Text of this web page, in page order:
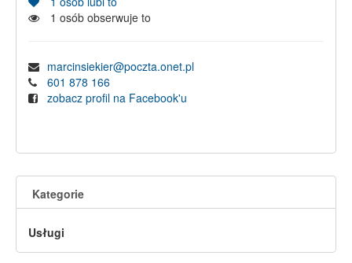
1 osób obserwuje to
marcinsiekier@poczta.onet.pl
601 878 166
zobacz profil na Facebook'u
Kategorie
Usługi